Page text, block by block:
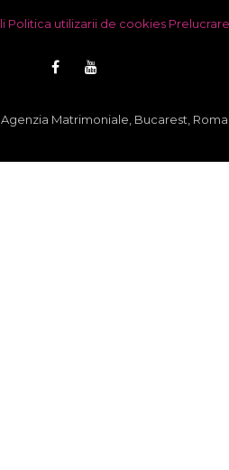
Politica utilizarii de cookies
Matrimoniale, Bucarest,